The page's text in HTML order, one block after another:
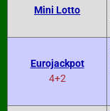
Mini Lotto
Eurojackpot
4+2